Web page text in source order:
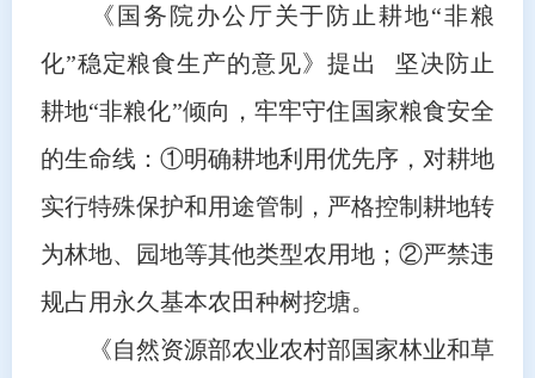
《国务院办公厅关于防止耕地“非粮
化”稳定粮食生产的意见》提出 坚决防止
耕地“非粮化”倾向，牢牢守住国家粮食安全
的生命线：①明确耕地利用优先序，对耕地
实行特殊保护和用途管制，严格控制耕地转
为林地、园地等其他类型农用地；②严禁违
规占用永久基本农田种树挖塘。
《自然资源部农业农村部国家林业和草